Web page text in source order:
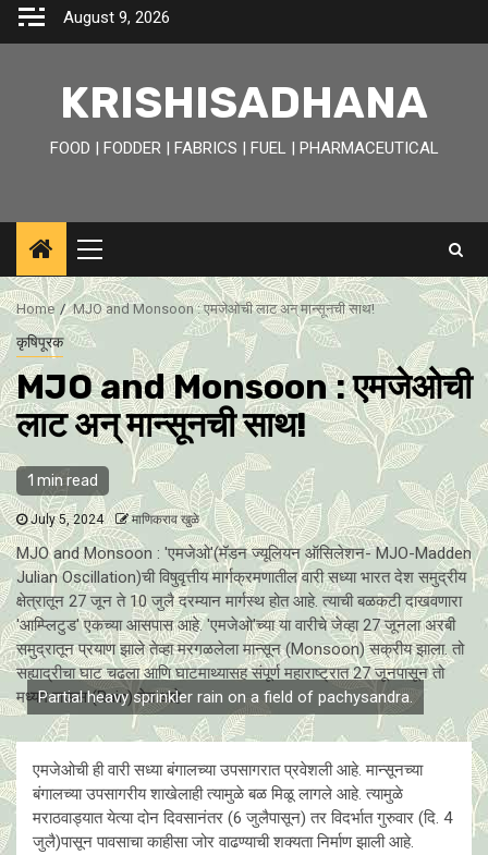
Skip
August 9, 2026
KRISHISADHANA
FOOD | FODDER | FABRICS | FUEL | PHARMACEUTICAL
Primary
Menu
Home MJO and Monsoon : एमजेओची लाट अन् मान्सूनची साथ!
कृषिपूरक
MJO and Monsoon : एमजेओची
लाट अन् मान्सूनची साथ!
1 min read
July 5, 2024 माणिकराव खुळे
MJO and Monsoon : 'एमजेओ'(मॅडन ज्यूलियन ऑसिलेशन- MJO-Madden
Julian Oscillation)ची विषुवृत्तीय मार्गक्रमणातील वारी सध्या भारत देश समुद्रीय
क्षेत्रातून 27 जून ते 10 जुलै दरम्यान मार्गस्थ होत आहे. त्याची बळकटी दाखवणारा
'आम्प्लिटुड' एकच्या आसपास आहे. 'एमजेओ'च्या या वारीचे जेव्हा 27 जूनला अरबी
समुद्रातून प्रयाण झाले तेव्हा मरगळलेला मान्सून (Monsoon) सक्रीय झाला. तो
सह्याद्रीचा घाट चढला आणि घाटमाथ्यासह संपूर्ण महाराष्ट्रात 27 जूनपासून तो
मध्यम पाऊस (Rain) देत आहे.
Partial heavy sprinkler rain on a field of pachysandra.
एमजेओची ही वारी सध्या बंगालच्या उपसागरात प्रवेशली आहे. मान्सूनच्या
बंगालच्या उपसागरीय शाखेलाही त्यामुळे बळ मिळू लागले आहे. त्यामुळे
मराठवाड्यात येत्या दोन दिवसानंतर (6 जुलैपासून) तर विदर्भात गुरुवार (दि. 4
जुलै)पासून पावसाचा काहीसा जोर वाढण्याची शक्यता निर्माण झाली आहे.